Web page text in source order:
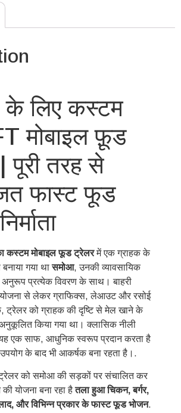
लिए कस्टम
मोबाइल फ़ूड
पूरी तरह से
फास्ट फूड
कस्टम मोबाइल फूड ट्रेलरमें एक ग्राहक के
गया थासमोआ, उनकी व्यावसायिक
प्रत्येक विवरण के साथ। बाहरी
से लेकर ग्राफिक्स, लेआउट और रसोई
ट्रेलर को ग्राहक की दृष्टि से मेल खाने के
किया गया था। क्लासिक नीली
यह एक साफ, आधुनिक स्वरूप प्रदान करता है
उपयोग के बाद भी आकर्षक बना रहता है।.
को समोआ की सड़कों पर संचालित कर
योजना बना रहा हैतला हुआ चिकन, बर्गर,
और विभिन्न प्रकार के फास्ट फूड भोजन.